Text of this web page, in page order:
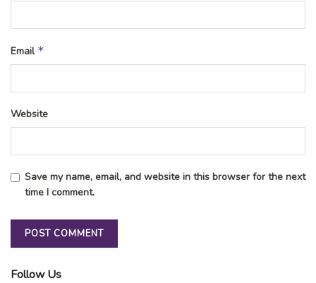
Email *
Website
Save my name, email, and website in this browser for the next
time I comment.
Follow Us